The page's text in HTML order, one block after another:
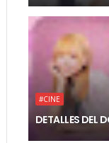
#CINE
DETALLES DEL